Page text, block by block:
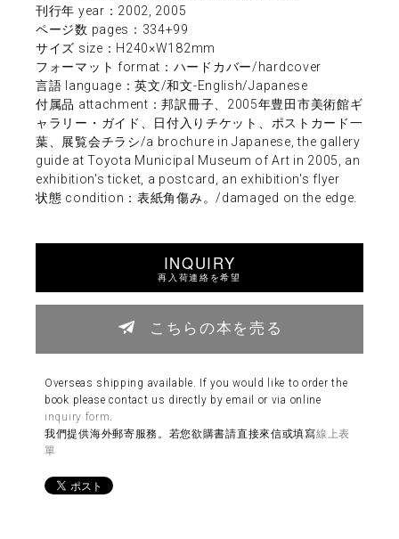
刊行年 year：2002, 2005
ページ数 pages：334+99
サイズ size：H240×W182mm
フォーマット format：ハードカバー/hardcover
言語 language：英文/和文-English/Japanese
付属品 attachment：邦訳冊子、2005年豊田市美術館ギ
ャラリー・ガイド、日付入りチケット、ポストカード一
葉、展覧会チラシ/a brochure in Japanese, the gallery
guide at Toyota Municipal Museum of Art in 2005, an
exhibition's ticket, a postcard, an exhibition's flyer
状態 condition：表紙角傷み。/damaged on the edge.
INQUIRY
再入荷連絡を希望
こちらの本を売る
Overseas shipping available. If you would like to order the
book please contact us directly by email or via online
inquiry form
我們提供海外郵寄服務。若您欲購書請直接來信或填寫線上表
單